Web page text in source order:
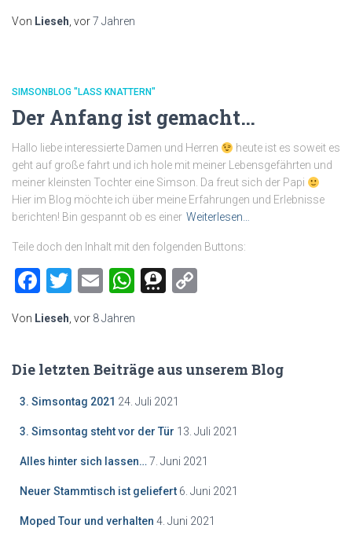
Von Lieseh, vor7 Jahren
SIMSONBLOG "LASS KNATTERN"
Der Anfang ist gemacht…
Hallo liebe interessierte Damen und Herren
heute ist es soweit es
geht auf große fahrt und ich hole mit meiner Lebensgefährten und
meiner kleinsten Tochter eine Simson. Da freut sich der Papi
Hier im Blog möchte ich über meine Erfahrungen und Erlebnisse
berichten! Bin gespannt ob es einer Weiterlesen…
Teile doch den Inhalt mit den folgenden Buttons:
Facebook
Twitter
EmailWhatsApp
Threema
Von Lieseh, vor 8 Jahren
Die letzten Beiträge aus unserem Blog
3. Simsontag 2021 24. Juli 2021
3. Simsontag steht vor der Tür 13. Juli 2021
Alles hinter sich lassen…7. Juni 2021
Neuer Stammtisch ist geliefert 6. Juni 2021
Moped Tour und verhalten 4. Juni 2021